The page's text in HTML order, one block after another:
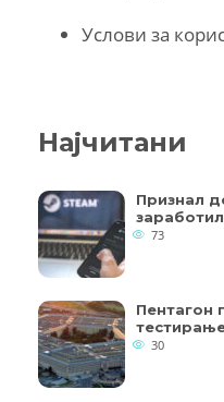
Услови за
Најчитани
Признал
73
Пентагон
30